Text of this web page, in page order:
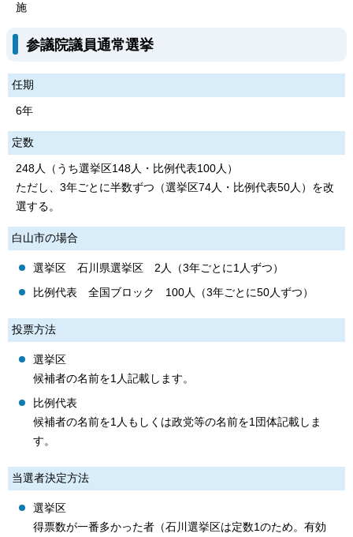
施
参議院議員通常選挙
任期
6年
定数
248人（うち選挙区148人・比例代表100人）
ただし、3年ごとに半数ずつ（選挙区74人・比例代表50人）を改
選する。
白山市の場合
選挙区 石川県選挙区 2人（3年ごとに1人ずつ）
比例代表 全国ブロック 100人（3年ごとに50人ずつ）
投票方法
選挙区
候補者の名前を1人記載します。
比例代表
候補者の名前を1人もしくは政党等の名前を1団体記載しま
す。
当選者決定方法
選挙区
得票数が一番多かった者（石川選挙区は定数1のため。有効